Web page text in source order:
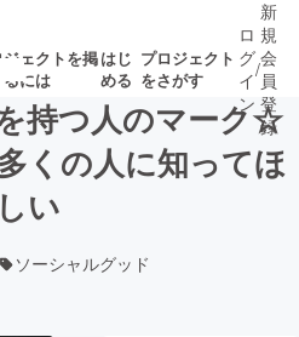
ジェクトを掲
には
はじ
める
プロジェクト
をさがす
プロ募集終了が近いプ
ロ
グ
イ
ン
/
新
規
会
員
登
録
持つ人のマーク☆
くの人に知ってほ
しい
ソーシャルグッド